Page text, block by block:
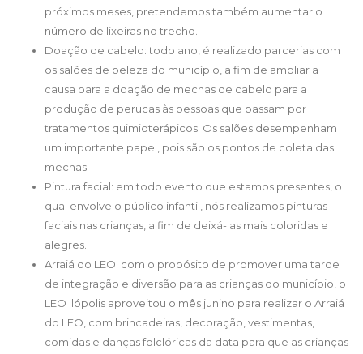
próximos meses, pretendemos também aumentar o
número de lixeiras no trecho.
Doação de cabelo: todo ano, é realizado parcerias com
os salões de beleza do município, a fim de ampliar a
causa para a doação de mechas de cabelo para a
produção de perucas às pessoas que passam por
tratamentos quimioterápicos. Os salões desempenham
um importante papel, pois são os pontos de coleta das
mechas.
Pintura facial: em todo evento que estamos presentes, o
qual envolve o público infantil, nós realizamos pinturas
faciais nas crianças, a fim de deixá-las mais coloridas e
alegres.
Arraiá do LEO: com o propósito de promover uma tarde
de integração e diversão para as crianças do município, o
LEO llópolis aproveitou o mês junino para realizar o Arraiá
do LEO, com brincadeiras, decoração, vestimentas,
comidas e danças folclóricas da data para que as crianças